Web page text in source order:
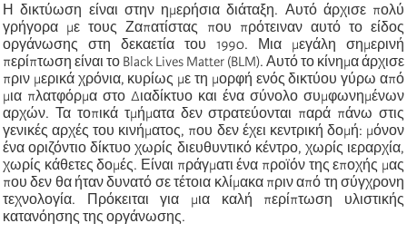
Η δικτύωση είναι στην ημερήσια διάταξη. Αυτό άρχισε πολύ
γρήγορα με τους Ζαπατίστας που πρότειναν αυτό το είδος
οργάνωσης στη δεκαετία του 1990. Μια μεγάλη σημερινή
περίπτωση είναι το Black Lives Matter (BLM). Αυτό το κίνημα άρχισε
πριν μερικά χρόνια, κυρίως με τη μορφή ενός δικτύου γύρω από
μια πλατφόρμα στο Διαδίκτυο και ένα σύνολο συμφωνημένων
αρχών. Τα τοπικά τμήματα δεν στρατεύονται παρά πάνω στις
γενικές αρχές του κινήματος, που δεν έχει κεντρική δομή: μόνον
ένα οριζόντιο δίκτυο χωρίς διευθυντικό κέντρο, χωρίς ιεραρχία,
χωρίς κάθετες δομές. Είναι πράγματι ένα προϊόν της εποχής μας
που δεν θα ήταν δυνατό σε τέτοια κλίμακα πριν από τη σύγχρονη
τεχνολογία. Πρόκειται για μια καλή περίπτωση υλιστικής
κατανόησης της οργάνωσης.